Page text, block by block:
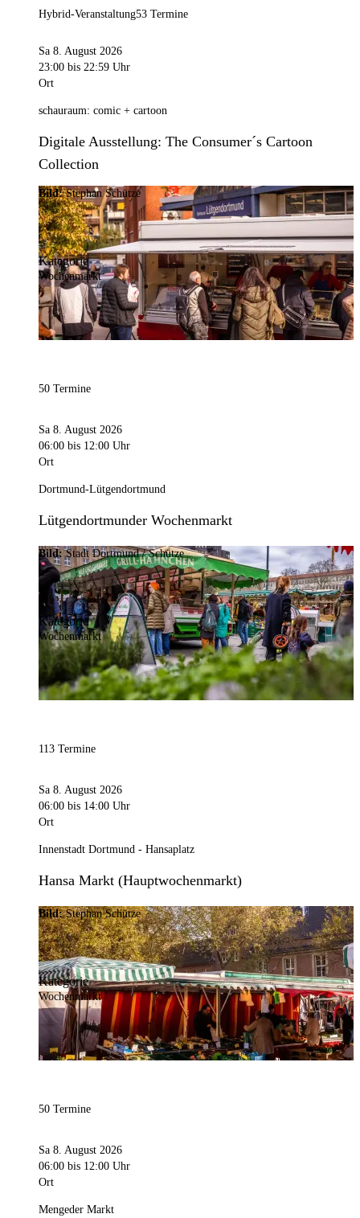
Hybrid-Veranstaltung53 Termine
Sa 8. August 2026
23:00 bis 22:59 Uhr
Ort
schauraum: comic + cartoon
Digitale Ausstellung: The Consumer´s Cartoon
Collection
Bild:Stephan Schütze
Kategorie
Wochenmarkt
50 Termine
Sa 8. August 2026
06:00 bis 12:00 Uhr
Ort
Dortmund-Lütgendortmund
Lütgendortmunder Wochenmarkt
Bild:Stadt Dortmund / Schütze
Kategorie
Wochenmarkt
113 Termine
Sa 8. August 2026
06:00 bis 14:00 Uhr
Ort
Innenstadt Dortmund - Hansaplatz
Hansa Markt (Hauptwochenmarkt)
Bild:Stephan Schütze
Kategorie
Wochenmarkt
50 Termine
Sa 8. August 2026
06:00 bis 12:00 Uhr
Ort
Mengeder Markt